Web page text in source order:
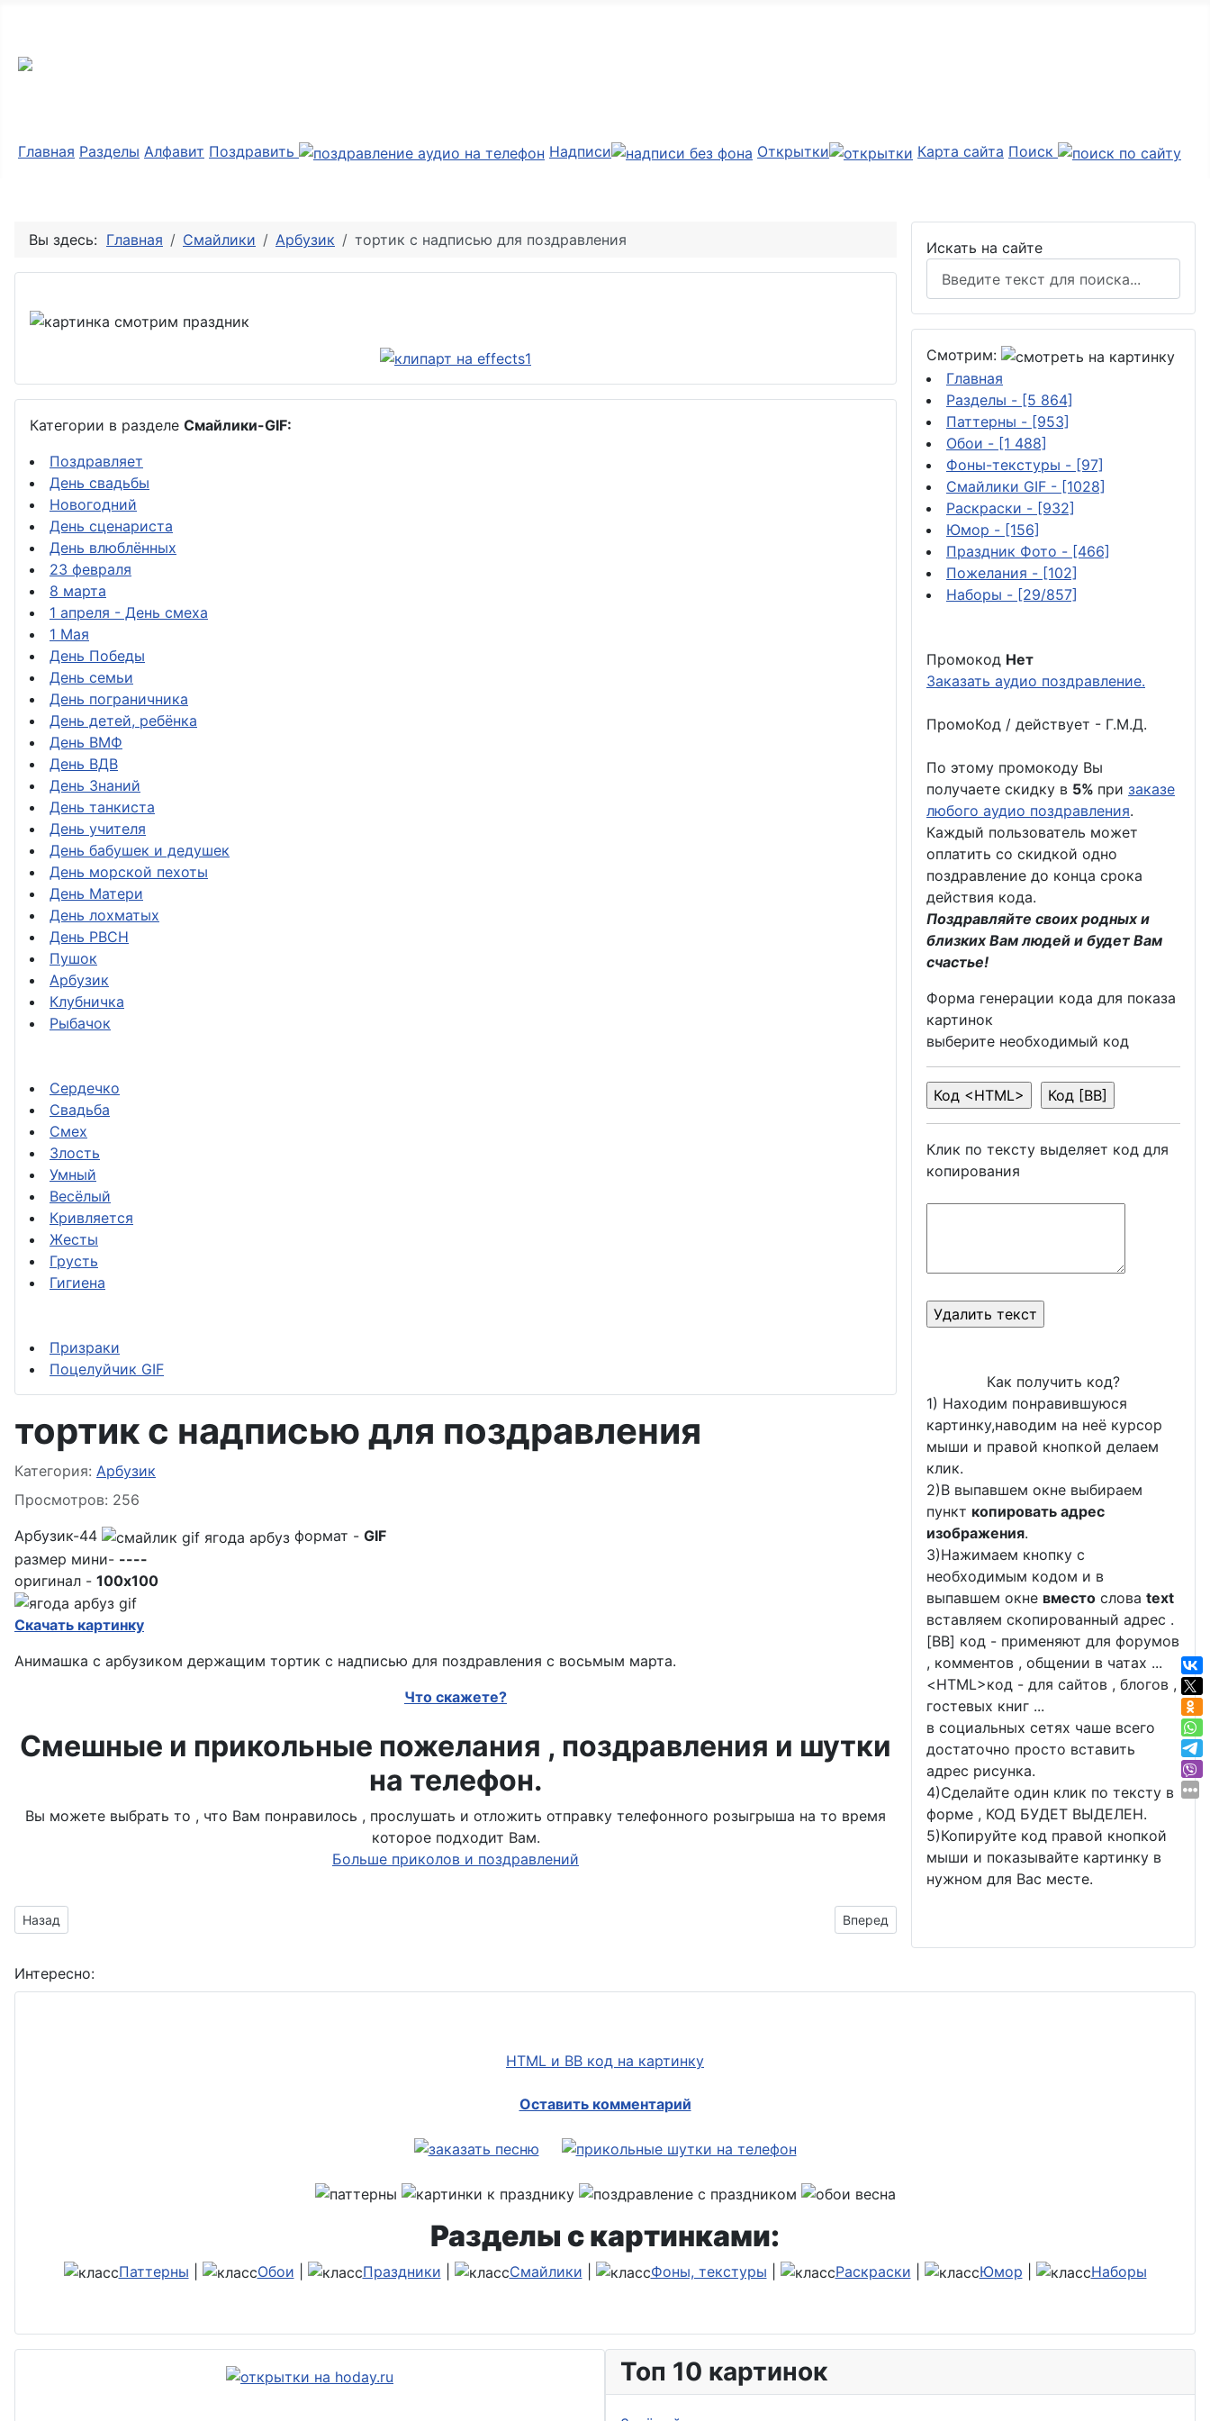
Главная Разделы Алфавит Поздравить Надписи Открытки Карта сайта Поиск
Вы здесь: Главная Смайлики Арбузик тортик с надписью для поздравления
Категории в разделе Смайлики-GIF:
Поздравляет
День свадьбы
Новогодний
День сценариста
День влюблённых
23 февраля
8 марта
1 апреля - День смеха
1 Мая
День Победы
День семьи
День пограничника
День детей, ребёнка
День ВМФ
День ВДВ
День Знаний
День танкиста
День учителя
День бабушек и дедушек
День морской пехоты
День Матери
День лохматых
День РВСН
Пушок
Арбузик
Клубничка
Рыбачок
Сердечко
Свадьба
Смех
Злость
Умный
Весёлый
Кривляется
Жесты
Грусть
Гигиена
Призраки
Поцелуйчик GIF
тортик с надписью для поздравления
Информация о материале
Категория: Арбузик
Просмотров: 256
Арбузик-44
формат - GIF
размер мини- ----
оригинал - 100x100
Скачать картинку
Анимашка с арбузиком держащим тортик с надписью для поздравления с восьмым марта.
Что скажете?
Смешные и прикольные пожелания , поздравления и шутки
на телефон.
Вы можете выбрать то , что Вам понравилось , прослушать и отложить отправку телефонного розыгрыша на то время
которое подходит Вам.
Больше приколов и поздравлений
Предыдущий материал: наколдовал себе подарок
Назад Следующий материал: с названием зодиака «Стрелец»
Вперед
Интересно:
Искать на сайте
Смотрим:
Главная
Разделы - [5 864]
Паттерны - [953]
Обои - [1 488]
Фоны-текстуры - [97]
Смайлики GIF - [1028]
Раскраски - [932]
Юмор - [156]
Праздник Фото - [466]
Пожелания - [102]
Наборы - [29/857]
Промокод Нет
Заказать аудио поздравление.
ПромоКод / действует - Г.М.Д.
По этому промокоду Вы
получаете скидку в 5% при заказе
любого аудио поздравления.
Каждый пользователь может
оплатить со скидкой одно
поздравление до конца срока
действия кода.
Поздравляйте своих родных и
близких Вам людей и будет Вам
счастье!
Форма генерации кода для показа
картинок
выберите необходимый код
Клик по тексту выделяет код для
копирования
Как получить код?
1) Находим понравившуюся
картинку,наводим на неё курсор
мыши и правой кнопкой делаем
клик.
2)В выпавшем окне выбираем
пункт копировать адрес
изображения.
3)Нажимаем кнопку с
необходимым кодом и в
выпавшем окне вместо слова text
вставляем скопированный адрес .
[BB] код - применяют для форумов
, комментов , общении в чатах ...
<HTML>код - для сайтов , блогов ,
гостевых книг ...
в социальных сетях чаше всего
достаточно просто вставить
адрес рисунка.
4)Сделайте один клик по тексту в
форме , КОД БУДЕТ ВЫДЕЛЕН.
5)Копируйте код правой кнопкой
мыши и показывайте картинку в
нужном для Вас месте.
HTML и BB код на картинку
Оставить комментарий
Разделы с картинками:
Паттерны Обои Праздники Смайлики Фоны, текстуры Раскраски Юмор Наборы
Топ 10 картинок